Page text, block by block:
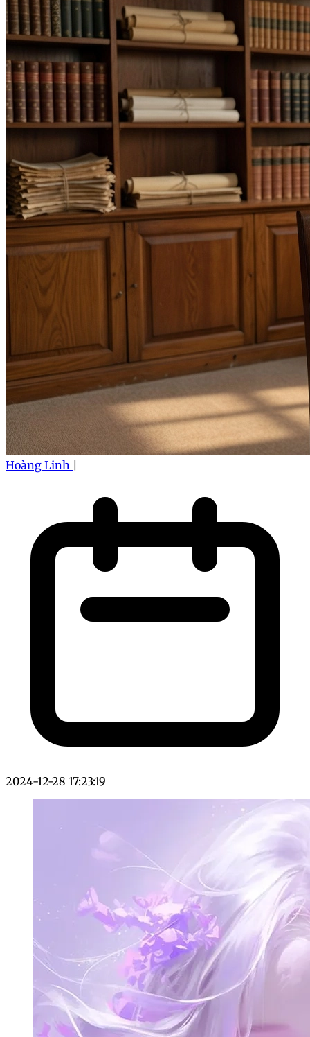
Hoàng Linh
2024-12-28 17:23:19